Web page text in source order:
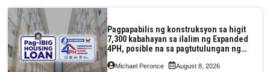
Pagpapabilis ng konstruksyon sa higit
7,300 kabahayan sa ilalim ng Expanded
4PH, posible na sa pagtutulungan ng
Pag-IBIG at P.A. Alvarez
Michael Peronce August 8, 2026